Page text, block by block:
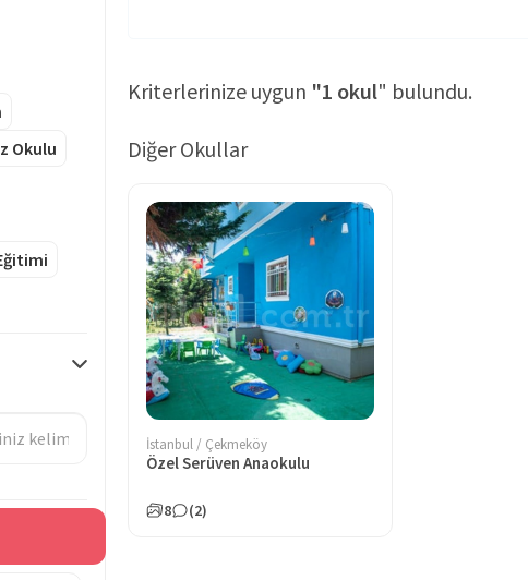
Okulu
Kriterlerinize uygun "1 okul" bulundu.
Diğer Okullar
İstanbul / Çekmeköy
Özel Serüven Anaokulu
8 (2)